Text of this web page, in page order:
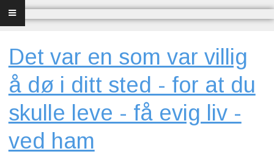
Forsiden
Bibelundervisning
Menighet og misjon
Bibel og sang
Det var en som var villig
å dø i ditt sted - for at du
skulle leve - få evig liv -
ved ham